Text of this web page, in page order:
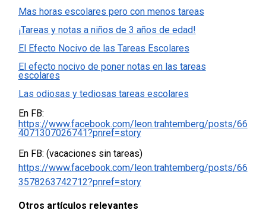
Mas horas escolares pero con menos tareas
¡Tareas y notas a niños de 3 años de edad!
El Efecto Nocivo de las Tareas Escolares
El efecto nocivo de poner notas en las tareas
escolares
Las odiosas y tediosas tareas escolares
En FB:
https://www.facebook.com/leon.trahtemberg/posts/66
4071307026741?pnref=story
En FB: (vacaciones sin tareas)
https://www.facebook.com/leon.trahtemberg/posts/66
3578263742712?pnref=story
Otros artículos relevantes